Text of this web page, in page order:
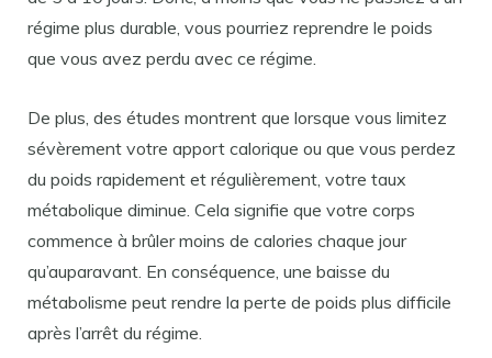
régime plus durable, vous pourriez reprendre le poids
que vous avez perdu avec ce régime.
De plus, des études montrent que lorsque vous limitez
sévèrement votre apport calorique ou que vous perdez
du poids rapidement et régulièrement, votre taux
métabolique diminue. Cela signifie que votre corps
commence à brûler moins de calories chaque jour
qu’auparavant. En conséquence, une baisse du
métabolisme peut rendre la perte de poids plus difficile
après l’arrêt du régime.